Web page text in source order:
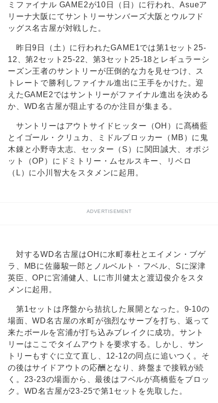
ミファイナル GAME2が10日（日）に行われ、Asueア
リーナ大阪にてサントリーサンバーズ大阪とウルフド
ッグス名古屋が対戦した。
昨日9日（土）に行われたGAME1では第1セット25-
12、第2セット25-22、第3セット25-18とレギュラーシ
ーズン王者のサントリーが圧倒的な力を見せつけ、ス
トレートで勝利しファイナル進出に王手をかけた。迎
えたGAME2ではサントリーがファイナル進出を決める
か、WD名古屋が阻止するのか注目が集まる。
サントリーはアウトサイドヒッター（OH）に髙橋藍
とイゴール・クリュカ、ミドルブロッカー（MB）に鬼
木錬と小野寺太志、セッター（S）に関田誠大、オポジ
ット（OP）にドミトリー・ムセルスキー、リベロ
（L）に小川智大をスタメンに起用。
ADVERTISEMENT
対するWD名古屋はOHに水町泰杜とエイメン・ブゲ
ラ、MBに佐藤駿一郎とノルベルト・フベル、Sに深津
英臣、OPに宮浦健人、Lに市川健太と渡辺俊介をスタ
メンに起用。
第1セットは序盤から拮抗した展開となった。9-10の
場面、WD名古屋の水町が強烈なサーブを打ち、返って
来たボールを宮浦が打ち込みブレイクに成功。サント
リーはここでタイムアウトを要求する。しかし、サン
トリーもすぐに立て直し、12-12の同点に追いつく。そ
の後はサイドアウトの応酬となり、終盤まで接戦が続
く。23-23の場面から、最後はフベルが髙橋藍をブロッ
ク。WD名古屋が23-25で第1セットを先取した。